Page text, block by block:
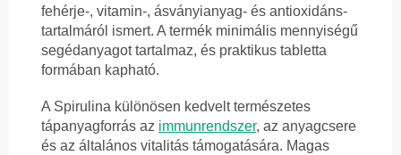
fehérje-, vitamin-, ásványianyag- és antioxidáns-
tartalmáról ismert. A termék minimális mennyiségű
segédanyagot tartalmaz, és praktikus tabletta
formában kapható.
A Spirulina különösen kedvelt természetes
tápanyagforrás az immunrendszer, az anyagcsere
és az általános vitalitás támogatására. Magas